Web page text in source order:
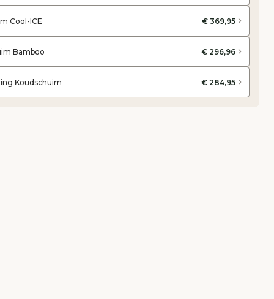
Cool-ICE € 369,95
Bamboo € 296,96
Koudschuim € 284,95